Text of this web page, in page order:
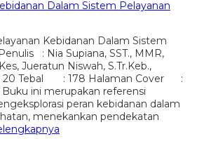
Dalam Sistem Pelayanan
Kebidanan Dalam Sistem
: Nia Supiana, SST., MMR,
Jueratun Niswah, S.Tr.Keb.,
x 20 Tebal : 178 Halaman Cover :
ini merupakan referensi
peran kebidanan dalam
menekankan pendekatan